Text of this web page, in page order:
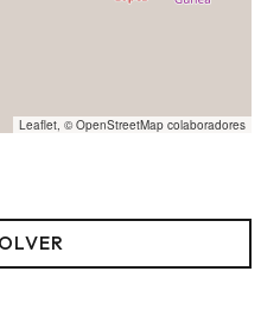
Leaflet, ©OpenStreetMap colaboradores